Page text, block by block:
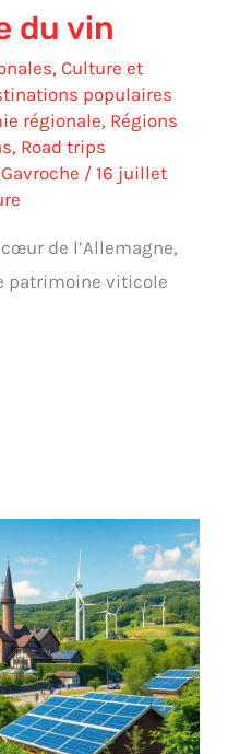
du vin
,Culture et
populaires
régionale, Régions
, Road trips
/16 juillet
de l’Allemagne,
patrimoine viticole